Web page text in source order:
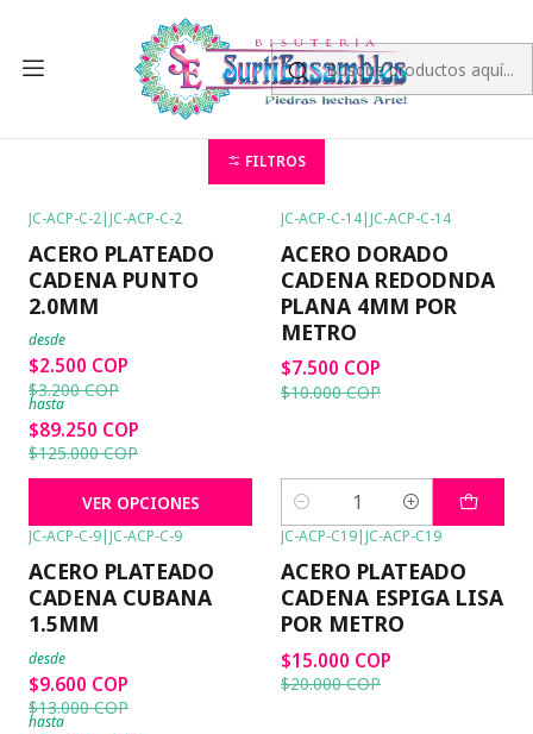
ACERO CADENAS
CADENA PLATEADA
CADENA PLATEADA POR METROS
FILTROS
JC-ACP-C-2|JC-ACP-C-2
ACERO PLATEADO
CADENA PUNTO
2.0MM
desde
$2.500 COP
$3.200 COP
hasta
$89.250 COP
$125.000 COP
VER OPCIONES
JC-ACP-C-14|JC-ACP-C-14
ACERO DORADO
CADENA REDODNDA
PLANA 4MM POR
METRO
$7.500 COP
$10.000 COP
Cantidad
JC-ACP-C-9|JC-ACP-C-9
ACERO PLATEADO
CADENA CUBANA
1.5MM
desde
$9.600 COP
$13.000 COP
hasta
JC-ACP-C19|JC-ACP-C19
ACERO PLATEADO
CADENA ESPIGA LISA
POR METRO
$15.000 COP
$20.000 COP